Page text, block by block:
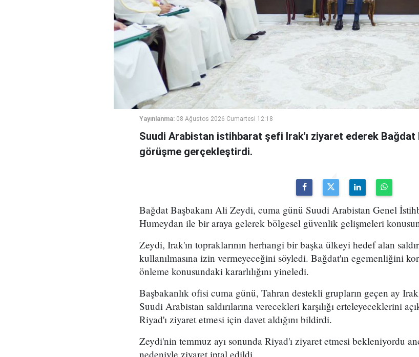
Yayınlanma: 08 Ağustos 2026 Cumartesi 12:18
Suudi Arabistan istihbarat şefi Irak'ı ziyaret ederek Bağdat
görüşme gerçekleştirdi.
Bağdat Başbakanı Ali Zeydi, cuma günü Suudi Arabistan Genel
Humeydan ile bir araya gelerek bölgesel güvenlik gelişmeleri
Zeydi, Irak'ın topraklarının herhangi bir başka ülkeyi hedef alan
kullanılmasına izin vermeyeceğini söyledi. Bağdat'ın egemenliğini
önleme konusundaki kararlılığını yineledi.
Başbakanlık ofisi cuma günü, Tahran destekli grupların geçen ay
Suudi Arabistan saldırılarına verecekleri karşılığı erteleyeceklerini
Riyad'ı ziyaret etmesi için davet aldığını bildirdi.
Zeydi'nin temmuz ayı sonunda Riyad'ı ziyaret etmesi bekleniyordu
nedeniyle ziyaret iptal edildi.